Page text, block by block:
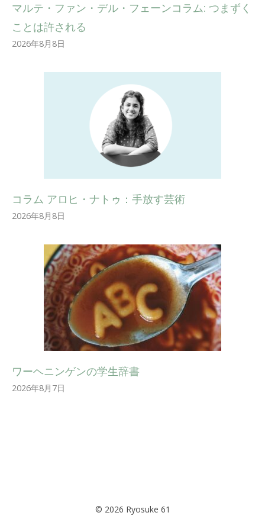
マルテ・ファン・デル・フェーンコラム: つまずく
ことは許される
2026年8月8日
コラム アロヒ・ナトゥ：手放す芸術
2026年8月8日
ワーヘニンゲンの学生辞書
2026年8月7日
© 2026 Ryosuke 61